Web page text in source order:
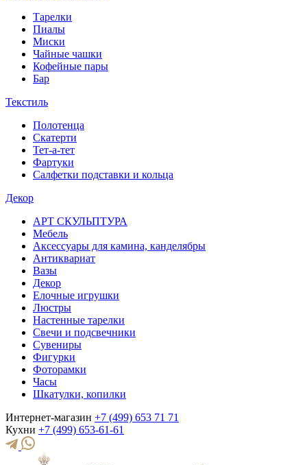
Тарелки
Пиалы
Миски
Чайные чашки
Кофейные пары
Бар
Текстиль
Полотенца
Скатерти
Тет-а-тет
Фартуки
Салфетки подставки и кольца
Декор
АРТ СКУЛЬПТУРА
Мебель
Аксессуары для камина, канделябры
Антиквариат
Вазы
Декор
Елочные игрушки
Люстры
Настенные тарелки
Свечи и подсвечники
Сувениры
Фигурки
Фоторамки
Часы
Шкатулки, копилки
Интернет-магазин +7 (499) 653 71 71
Кухни +7 (499) 653-61-61